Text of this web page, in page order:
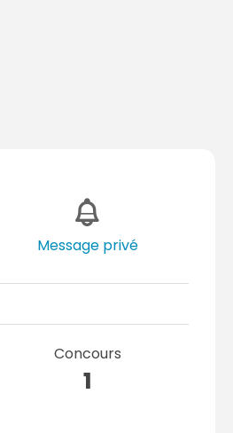
Message privé
Concours
1